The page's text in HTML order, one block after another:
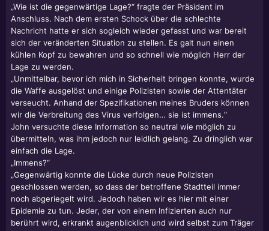
„Wie ist die gegenwärtige Lage?“ fragte der Präsident im
Anschluss. Nach dem ersten Schock über die schlechte
Nachricht hatte er sich sogleich wieder gefasst und war bereit
sich der veränderten Situation zu stellen. Es galt nun einen
kühlen Kopf zu bewahren und so schnell wie möglich Herr der
Lage zu werden.
„Unmittelbar, bevor ich mich in Sicherheit bringen konnte, wurde
die Waffe ausgelöst und einige Polizisten sowie der Attentäter
verseucht. Anhand der Spezifikationen meines Bruders können
wir die Verbreitung des Virus verfolgen… sie ist immens.“
John versuchte diese Information so neutral wie möglich zu
übermitteln, was ihm jedoch nur leidlich gelang. Zu dringlich war
einfach die Lage.
„Immens?“
„Gegenwärtig konnte die Lücke durch neue Polizisten
geschlossen werden, so dass der betroffene Stadtteil immer
noch abgeriegelt wird. Jedoch haben wir es hier mit einer
Epidemie zu tun. Jeder, der von einem Infizierten auch nur
berührt wird, erkrankt augenblicklich und wird selbst zum Träger